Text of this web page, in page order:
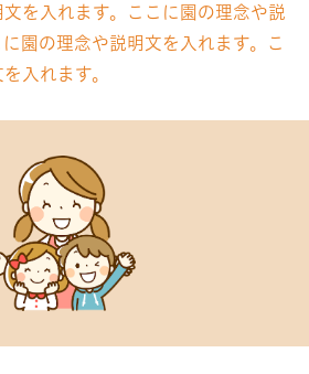
を入れます。ここに園の理念や説
園の理念や説明文を入れます。こ
入れます。